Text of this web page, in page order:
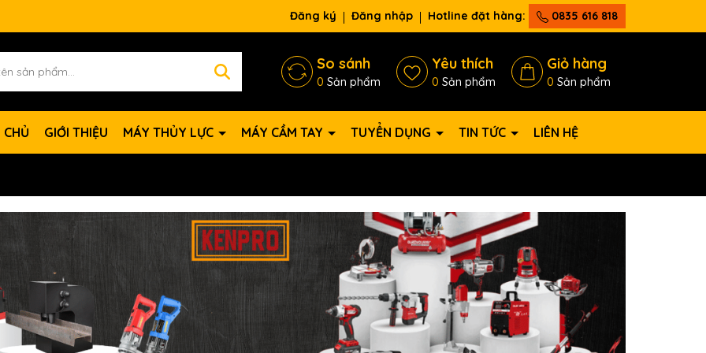
Đăng ký Đăng nhập Hotline đặt hàng: 0835 616 818
So sánh
0 Sản phẩm
Yêu thích
0 Sản phẩm
Giỏ hàng
0 Sản phẩm
GIỚI THIỆU MÁY THỦY LỰC MÁY CẦM TAY TUYỂN DỤNG TIN TỨC LIÊN HỆ